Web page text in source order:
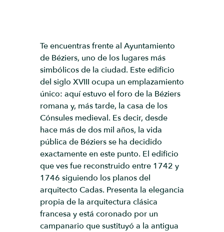
Te encuentras frente al Ayuntamiento
de Béziers, uno de los lugares más
simbólicos de la ciudad. Este edificio
del siglo XVIII ocupa un emplazamiento
único: aquí estuvo el foro de la Béziers
romana y, más tarde, la casa de los
Cónsules medieval. Es decir, desde
hace más de dos mil años, la vida
pública de Béziers se ha decidido
exactamente en este punto. El edificio
que ves fue reconstruido entre 1742 y
1746 siguiendo los planos del
arquitecto Cadas. Presenta la elegancia
propia de la arquitectura clásica
francesa y está coronado por un
campanario que sustituyó a la antigua